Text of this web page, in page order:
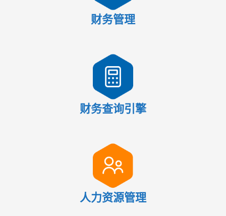
财务管理
财务查询引擎
人力资源管理